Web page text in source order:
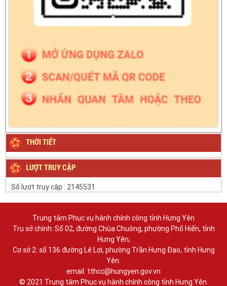
THỜI TIẾT
LƯỢT TRUY CẬP
Số lượt truy cập : 2145531
Trung tâm Phục vụ hành chính công tỉnh Hưng Yên
Trụ sở chính: Số 02, đường Chùa Chuông, phường Phố Hiến, tỉnh
Hưng Yên;
Cơ sở 2: số 136 đường Lê Lợi, phường Trần Hưng Đạo, tỉnh Hưng
Yên.
email: tthcc@hungyen.gov.vn
© 2021 Trung tâm Phục vụ hành chính công tỉnh Hưng Yên.